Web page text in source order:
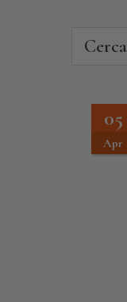
Cerca
05
Apr